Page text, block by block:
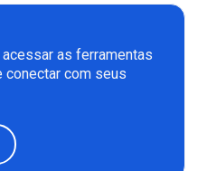
as ferramentas
conectar com seus